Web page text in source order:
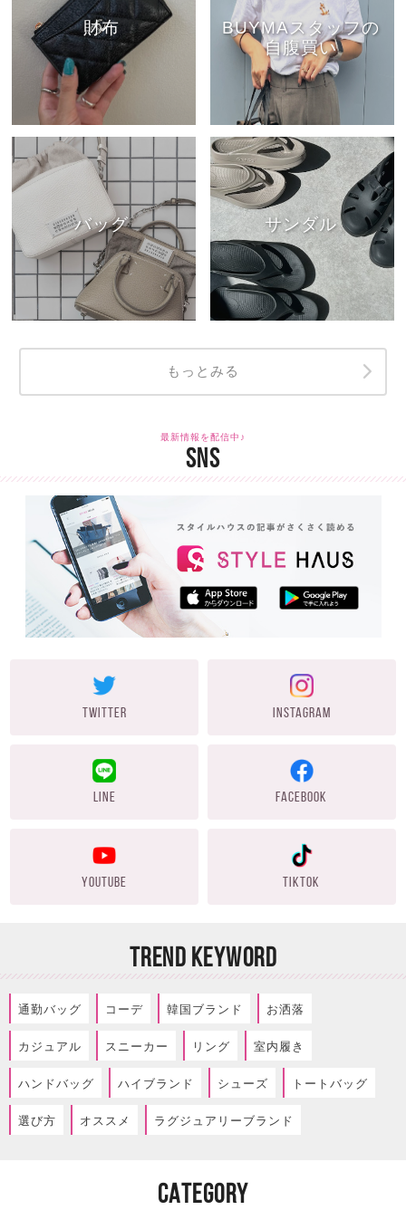
財布
BUYMAスタッフの
自腹買い
バッグ サンダル
もっとみる
最新情報を配信中♪
SNS
TWITTER INSTAGRAM
LINE FACEBOOK
YOUTUBE TIKTOK
TREND KEYWORD
通勤バッグ コーデ 韓国ブランド お洒落
カジュアル スニーカー リング 室内履き
ハンドバッグ ハイブランド シューズ トートバッグ
選び方 オススメ ラグジュアリーブランド
CATEGORY